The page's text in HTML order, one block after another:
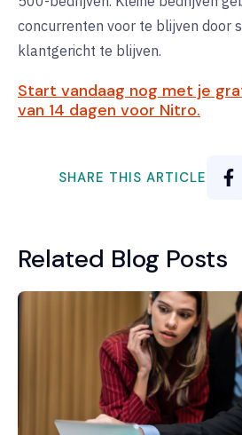
concurrenten voor te blijven door
klantgericht te blijven.
Start vandaag nog met je
van 14 dagen voor Nitro.
SHARE THIS ARTICLE
Related Blog Posts